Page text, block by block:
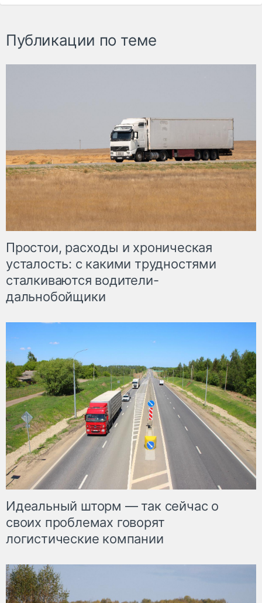
Публикации по теме
Простои, расходы и хроническая
усталость: с какими трудностями
сталкиваются водители-
дальнобойщики
Идеальный шторм — так сейчас о
своих проблемах говорят
логистические компании